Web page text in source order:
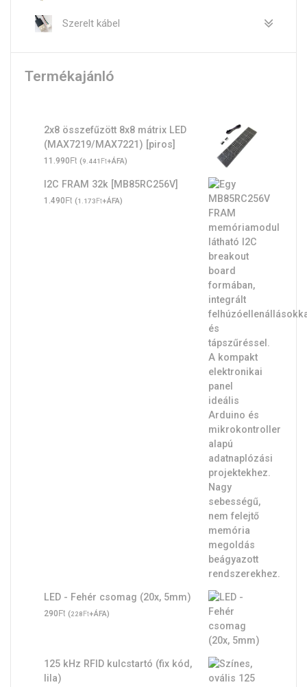
Szerelt kábel
Termékajánló
2x8 összefűzött 8x8 mátrix LED
(MAX7219/MAX7221) [piros]
11.990Ft (9.441 Ft+ÁFA)
I2C FRAM 32k [MB85RC256V]
1.490Ft (1.173Ft+ÁFA)
LED - Fehér csomag (20x, 5mm)
290Ft (228Ft+ÁFA)
125 kHz RFID kulcstartó (fix kód,
lila)